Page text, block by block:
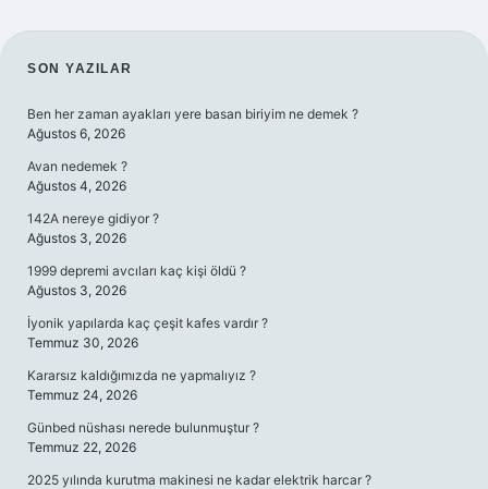
SIDEBAR
SON YAZILAR
Ben her zaman ayakları yere basan biriyim ne demek ?
Ağustos 6, 2026
Avan nedemek ?
Ağustos 4, 2026
142A nereye gidiyor ?
Ağustos 3, 2026
1999 depremi avcıları kaç kişi öldü ?
Ağustos 3, 2026
İyonik yapılarda kaç çeşit kafes vardır ?
Temmuz 30, 2026
Kararsız kaldığımızda ne yapmalıyız ?
Temmuz 24, 2026
Günbed nüshası nerede bulunmuştur ?
Temmuz 22, 2026
2025 yılında kurutma makinesi ne kadar elektrik harcar ?